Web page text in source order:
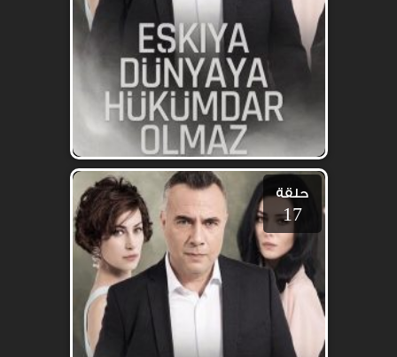
حلقة
17